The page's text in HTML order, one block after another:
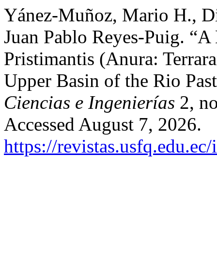
Yánez-Muñoz, Mario H.,
Juan Pablo Reyes-Puig.
Pristimantis (Anura:
Upper Basin of the Rio
Ciencias e Ingenierías 2,
Accessed August 7, 2026.
https://